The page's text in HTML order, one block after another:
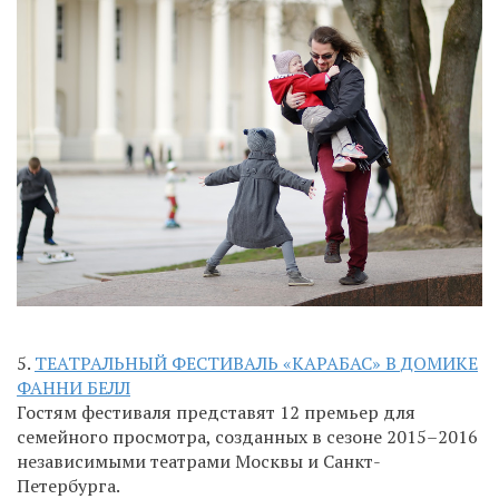
5. ТЕАТРАЛЬНЫЙ ФЕСТИВАЛЬ «КАРАБАС» В ДОМИКЕ
ФАННИ БЕЛЛ
Гостям фестиваля представят 12 премьер для
семейного просмотра, созданных в сезоне 2015–2016
независимыми театрами Москвы и Санкт-
Петербурга.